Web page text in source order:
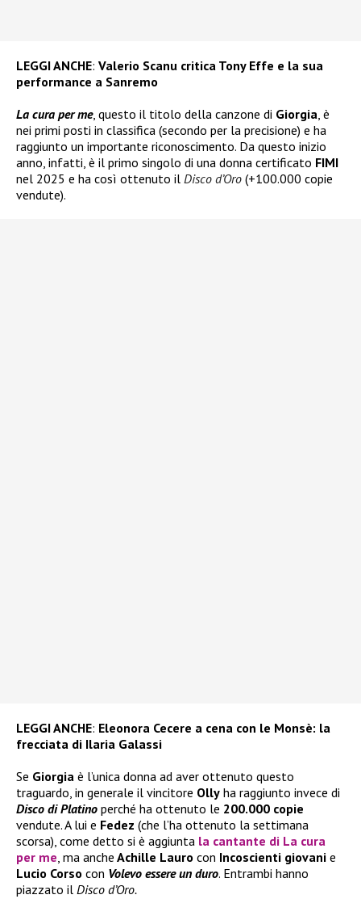
LEGGI ANCHE: Valerio Scanu critica Tony Effe e la sua
performance a Sanremo
La cura per me, questo il titolo della canzone di Giorgia, è
nei primi posti in classifica (secondo per la precisione) e ha
raggiunto un importante riconoscimento. Da questo inizio
anno, infatti, è il primo singolo di una donna certificato FIMI
nel 2025 e ha così ottenuto il Disco d’Oro (+100.000 copie
vendute).
LEGGI ANCHE: Eleonora Cecere a cena con le Monsè: la
frecciata di Ilaria Galassi
Se Giorgia è l’unica donna ad aver ottenuto questo
traguardo, in generale il vincitore Olly ha raggiunto invece di
Disco di Platino perché ha ottenuto le 200.000 copie
vendute. A lui e Fedez (che l’ha ottenuto la settimana
scorsa), come detto si è aggiunta la cantante di La cura
per me, ma anche Achille Lauro con Incoscienti giovani e
Lucio Corso con Volevo essere un duro. Entrambi hanno
piazzato il Disco d’Oro.